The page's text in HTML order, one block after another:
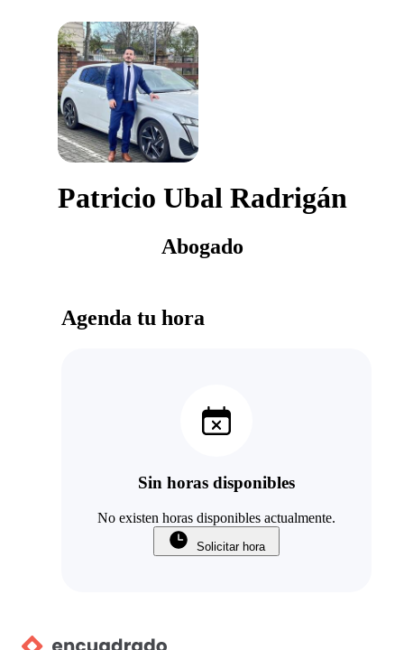
Patricio Ubal Radrigán
Abogado
Agenda tu hora
Sin horas disponibles
No existen horas disponibles actualmente.
Solicitar hora